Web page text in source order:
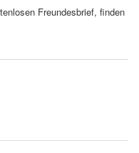
Freundesbrief, finden